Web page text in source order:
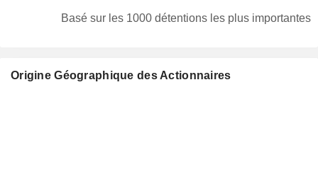
Basé sur les 1000 détentions les plus importantes
Origine Géographique des Actionnaires